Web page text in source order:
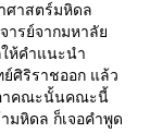
ศาสตร์มหิดล
ารย์จากมหาลั
ห้คำแนะนำ
ศิริราชออก แล้ว
อาคณะนั้นคณะนี้
มหิดล ก็เจอคำพูด